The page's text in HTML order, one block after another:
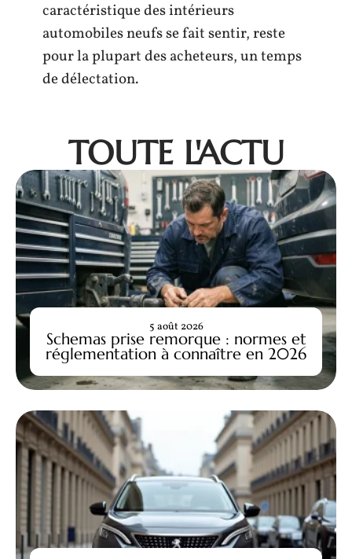
caractéristique des intérieurs
automobiles neufs se fait sentir, reste
pour la plupart des acheteurs, un temps
de délectation.
TOUTE L'ACTU
Schemas prise remorque : normes et
réglementation à connaître en 2026
5 août 2026